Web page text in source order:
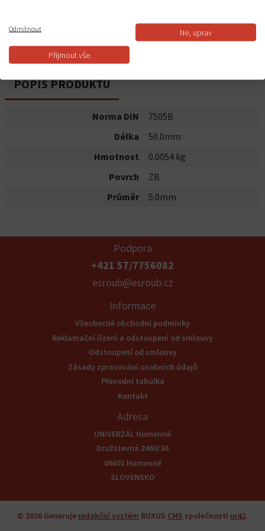
Dostupnost:Skladem
POPIS PRODUKTU
Norma DIN
7505B
Délka
50.0mm
Hmotnost
0.0054 kg
Povrch
ZB
Průměr
5.0mm
Podpora
+421 57/7756082
esroub@esroub.cz
Informace
Všeobecné obchodní podmínky
Reklamační řízení a odstoupení od smlouvy
Odstoupení od smlouvy
Zásady zpracování osobních údajů
Převodní tabulka
Kontakt
Adresa
UNIVERZÁL Humenné
Družstevná 2460/36
06601 Humenné
SLOVENSKO
© 2026 Generuje redakční systém BUXUS CMS společnosti ui42.
Odmítnout Ne, uprav
Přijmout vše